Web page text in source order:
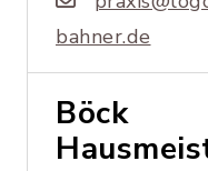
bahner.de
Böck